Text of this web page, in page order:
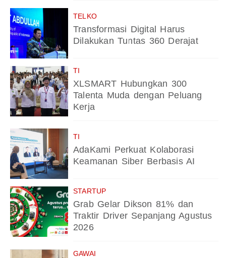
TELKO
Transformasi Digital Harus
Dilakukan Tuntas 360 Derajat
TI
XLSMART Hubungkan 300
Talenta Muda dengan Peluang
Kerja
TI
AdaKami Perkuat Kolaborasi
Keamanan Siber Berbasis AI
STARTUP
Grab Gelar Dikson 81% dan
Traktir Driver Sepanjang Agustus
2026
GAWAI